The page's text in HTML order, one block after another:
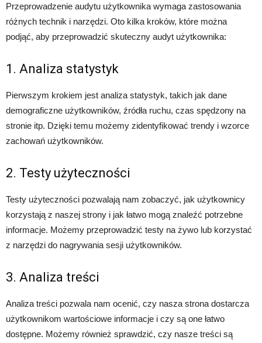
Przeprowadzenie audytu użytkownika wymaga zastosowania
różnych technik i narzędzi. Oto kilka kroków, które można
podjąć, aby przeprowadzić skuteczny audyt użytkownika:
1. Analiza statystyk
Pierwszym krokiem jest analiza statystyk, takich jak dane
demograficzne użytkowników, źródła ruchu, czas spędzony na
stronie itp. Dzięki temu możemy zidentyfikować trendy i wzorce
zachowań użytkowników.
2. Testy użyteczności
Testy użyteczności pozwalają nam zobaczyć, jak użytkownicy
korzystają z naszej strony i jak łatwo mogą znaleźć potrzebne
informacje. Możemy przeprowadzić testy na żywo lub korzystać
z narzędzi do nagrywania sesji użytkowników.
3. Analiza treści
Analiza treści pozwala nam ocenić, czy nasza strona dostarcza
użytkownikom wartościowe informacje i czy są one łatwo
dostępne. Możemy również sprawdzić, czy nasze treści są